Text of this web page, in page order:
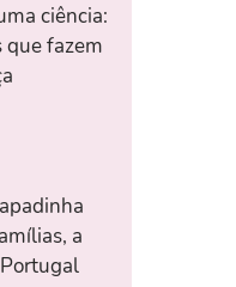
ciência:
que fazem
a